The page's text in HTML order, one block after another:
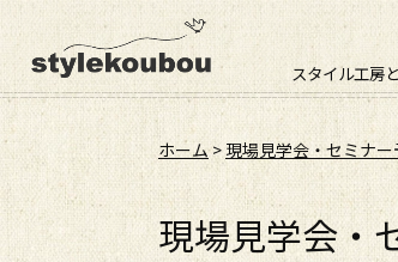
スタイル工房
ホーム> 現場見学会・セミナー
現場見学会・